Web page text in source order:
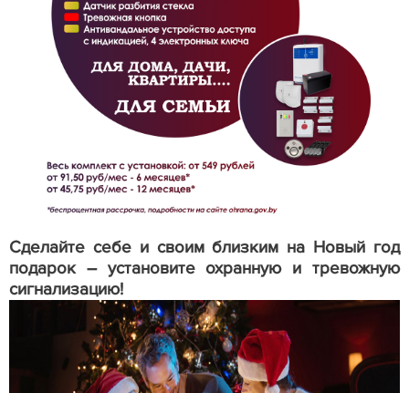
Сделайте себе и своим близким на Новый год
подарок – установите охранную и тревожную
сигнализацию!